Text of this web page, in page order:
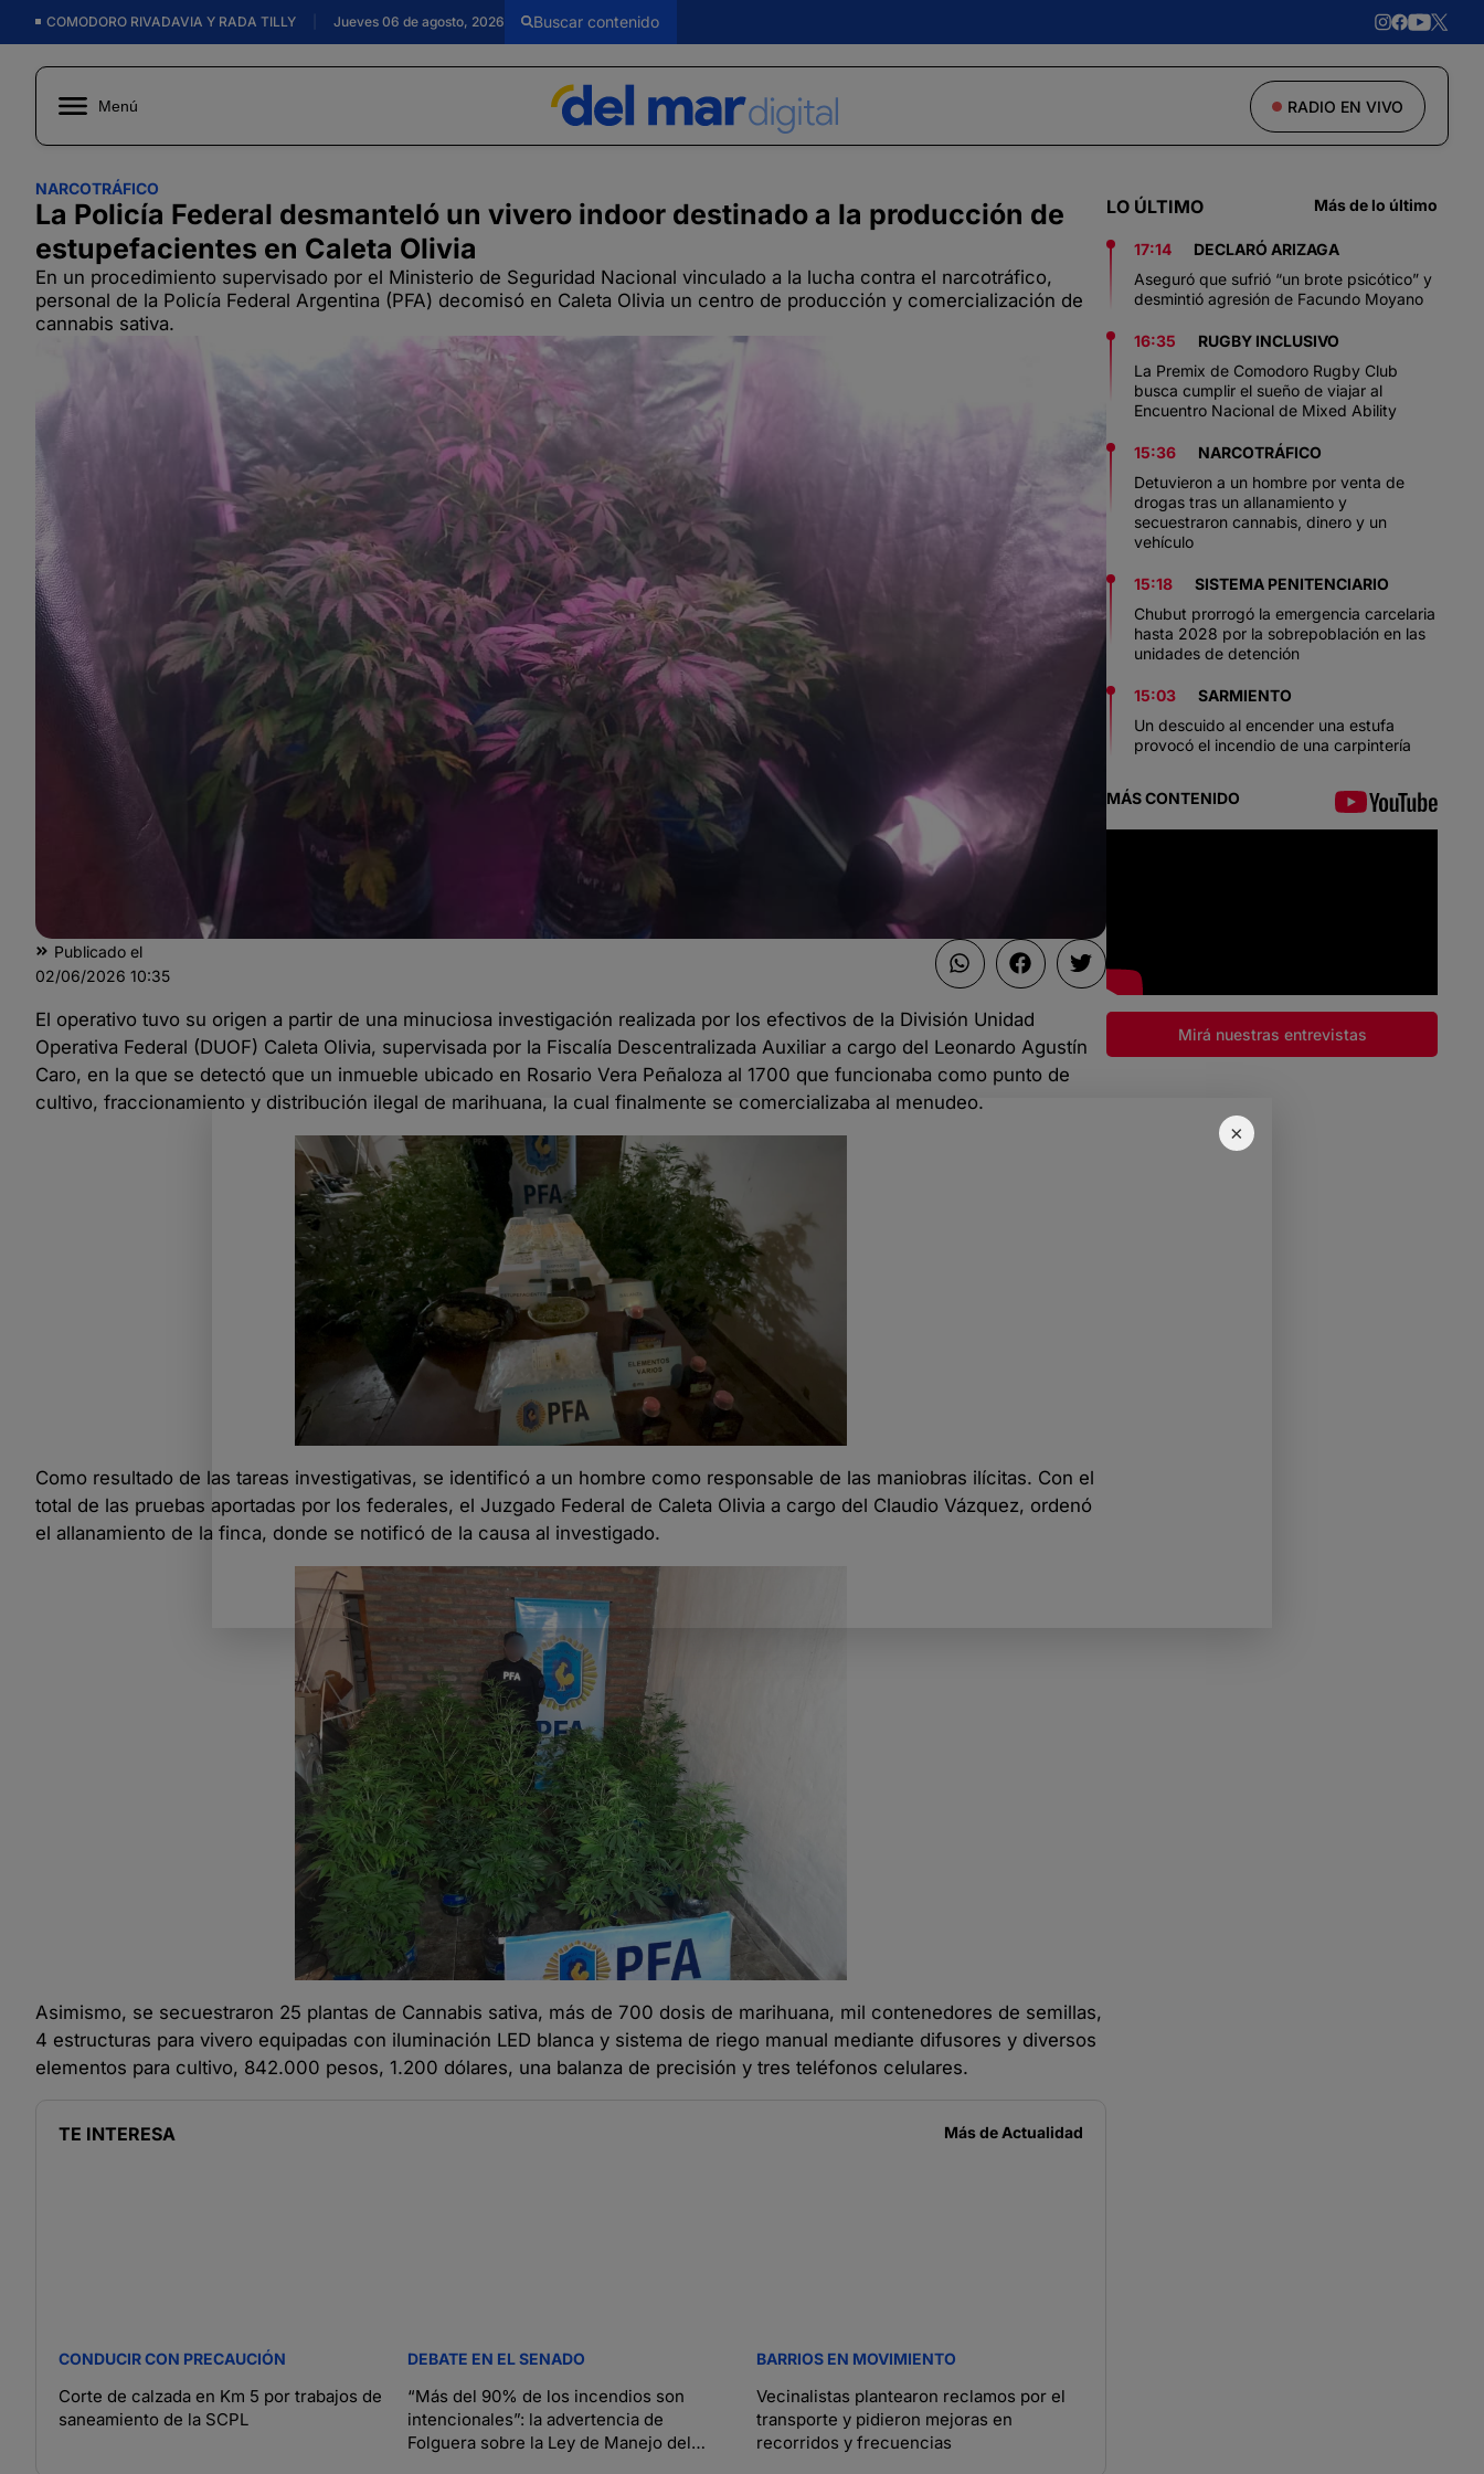
COMODORO RIVADAVIA Y RADA TILLY Jueves 06 de agosto, 2026
Menú RADIO EN VIVO
×
NARCOTRÁFICO
La Policía Federal desmanteló un vivero indoor destinado a la producción de
estupefacientes en Caleta Olivia
En un procedimiento supervisado por el Ministerio de Seguridad Nacional vinculado a la lucha contra el narcotráfico,
personal de la Policía Federal Argentina (PFA) decomisó en Caleta Olivia un centro de producción y comercialización de
cannabis sativa.
Publicado el
02/06/2026 10:35
El operativo tuvo su origen a partir de una minuciosa investigación realizada por los efectivos de la División Unidad
Operativa Federal (DUOF) Caleta Olivia, supervisada por la Fiscalía Descentralizada Auxiliar a cargo del Leonardo Agustín
Caro, en la que se detectó que un inmueble ubicado en Rosario Vera Peñaloza al 1700 que funcionaba como punto de
cultivo, fraccionamiento y distribución ilegal de marihuana, la cual finalmente se comercializaba al menudeo.
Como resultado de las tareas investigativas, se identificó a un hombre como responsable de las maniobras ilícitas. Con el
total de las pruebas aportadas por los federales, el Juzgado Federal de Caleta Olivia a cargo del Claudio Vázquez, ordenó
el allanamiento de la finca, donde se notificó de la causa al investigado.
Asimismo, se secuestraron 25 plantas de Cannabis sativa, más de 700 dosis de marihuana, mil contenedores de semillas,
4 estructuras para vivero equipadas con iluminación LED blanca y sistema de riego manual mediante difusores y diversos
elementos para cultivo, 842.000 pesos, 1.200 dólares, una balanza de precisión y tres teléfonos celulares.
TE INTERESA Más deActualidad
CONDUCIR CON PRECAUCIÓN
Corte de calzada en Km 5 por trabajos de
saneamiento de la SCPL
DEBATE EN EL SENADO
“Más del 90% de los incendios son
intencionales”: la advertencia de
Folguera sobre la Ley de Manejo del
BARRIOS EN MOVIMIENTO
Vecinalistas plantearon reclamos por el
transporte y pidieron mejoras en
recorridos y frecuencias
LO ÚLTIMO Más de lo último
17:14
DECLARÓ ARIZAGA
Aseguró que sufrió “un brote psicótico” y
desmintió agresión de Facundo Moyano
16:35
RUGBY INCLUSIVO
La Premix de Comodoro Rugby Club
busca cumplir el sueño de viajar al
Encuentro Nacional de Mixed Ability
15:36
NARCOTRÁFICO
Detuvieron a un hombre por venta de
drogas tras un allanamiento y
secuestraron cannabis, dinero y un
vehículo
15:18
SISTEMA PENITENCIARIO
Chubut prorrogó la emergencia carcelaria
hasta 2028 por la sobrepoblación en las
unidades de detención
15:03
SARMIENTO
Un descuido al encender una estufa
provocó el incendio de una carpintería
MÁS CONTENIDO
Mirá nuestras entrevistas